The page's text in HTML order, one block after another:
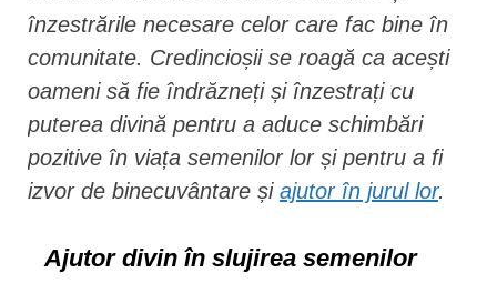
înzestrările necesare celor care fac bine în
comunitate. Credincioșii se roagă ca acești
oameni să fie îndrăzneți și înzestrați cu
puterea divină pentru a aduce schimbări
pozitive în viața semenilor lor și pentru a fi
izvor de binecuvântare și ajutor în jurul lor.
Ajutor divin în slujirea semenilor